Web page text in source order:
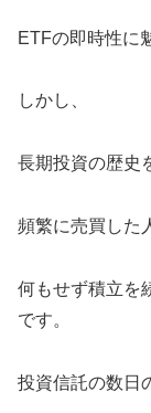
ETFの即時性に
しかし、
長期投資の歴史
頻繁に売買した
何もせず積立を
です。
投資信託の数日